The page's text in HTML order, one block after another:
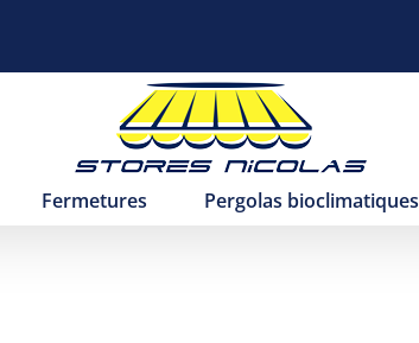
Fermetures Pergolas bioclimatiques